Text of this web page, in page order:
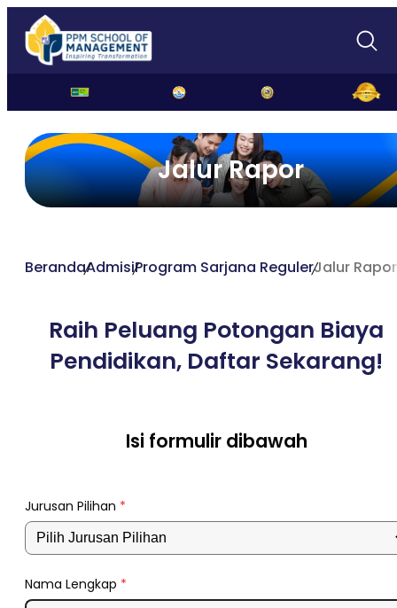
Jalur Rapor
BerandaAdmisiProgram Sarjana RegulerJalur Rapor
Raih Peluang Potongan Biaya
Pendidikan, Daftar Sekarang!
Isi formulir dibawah
Jurusan Pilihan *
Nama Lengkap *